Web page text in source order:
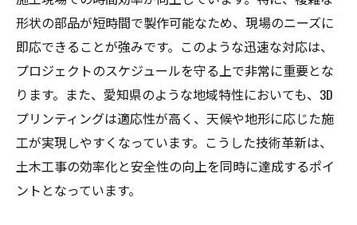
形状の部品が短時間で製作可能なため、現場のニーズに
即応できることが強みです。このような迅速な対応は、
プロジェクトのスケジュールを守る上で非常に重要とな
ります。また、愛知県のような地域特性においても、3D
プリンティングは適応性が高く、天候や地形に応じた施
工が実現しやすくなっています。こうした技術革新は、
土木工事の効率化と安全性の向上を同時に達成するポイ
ントとなっています。